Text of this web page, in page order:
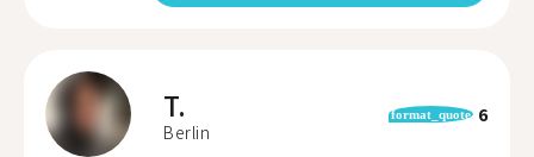
T.
Berlin
format_quote 6